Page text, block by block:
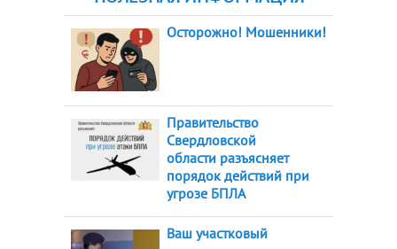
Осторожно! Мошенники!
Правительство
Свердловской
области разъясняет
порядок действий при
угрозе БПЛА
Ваш участковый